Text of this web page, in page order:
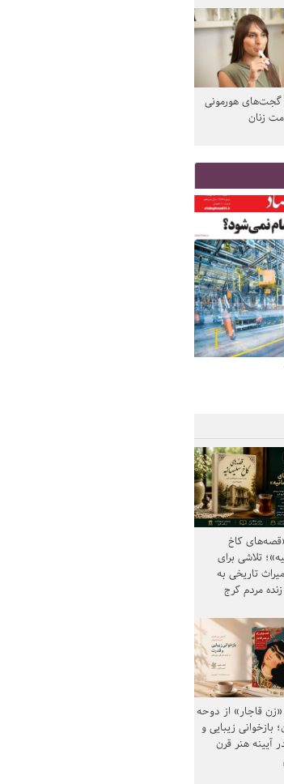
گجت‌های هورمونی
زنان
کاخ
تلاشی برای
تاریخی به
مردم کرج
«زن قاجار» از دوحه
بازخوانی زیبایی و
آیینه هنر قرن